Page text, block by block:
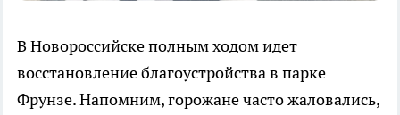
В Новороссийске полным ходом идет
восстановление благоустройства в парке
Фрунзе. Напомним, горожане часто жаловались,